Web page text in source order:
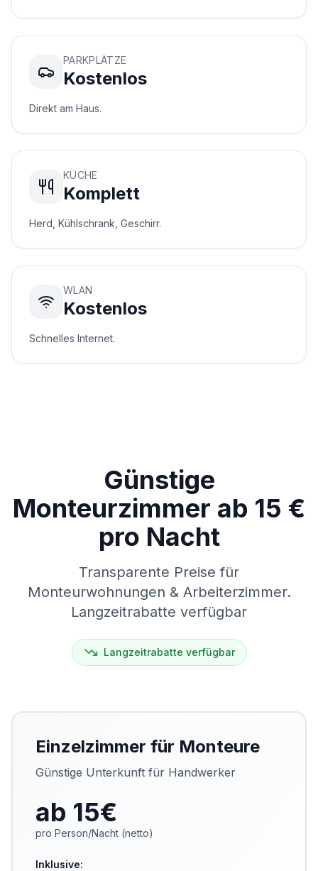
n
v
e
d
Kontakt
PARKPLÄTZE
Kostenlos
Direkt am Haus.
KÜCHE
Komplett
Herd, Kühlschrank, Geschirr.
WLAN
Kostenlos
Schnelles Internet.
Günstige
Monteurzimmer ab 15 €
pro Nacht
Transparente Preise für
Monteurwohnungen & Arbeiterzimmer.
Langzeitrabatte verfügbar
Langzeitrabatte verfügbar
Einzelzimmer für Monteure
Günstige Unterkunft für Handwerker
ab 15€
pro Person/Nacht (netto)
Inklusive: